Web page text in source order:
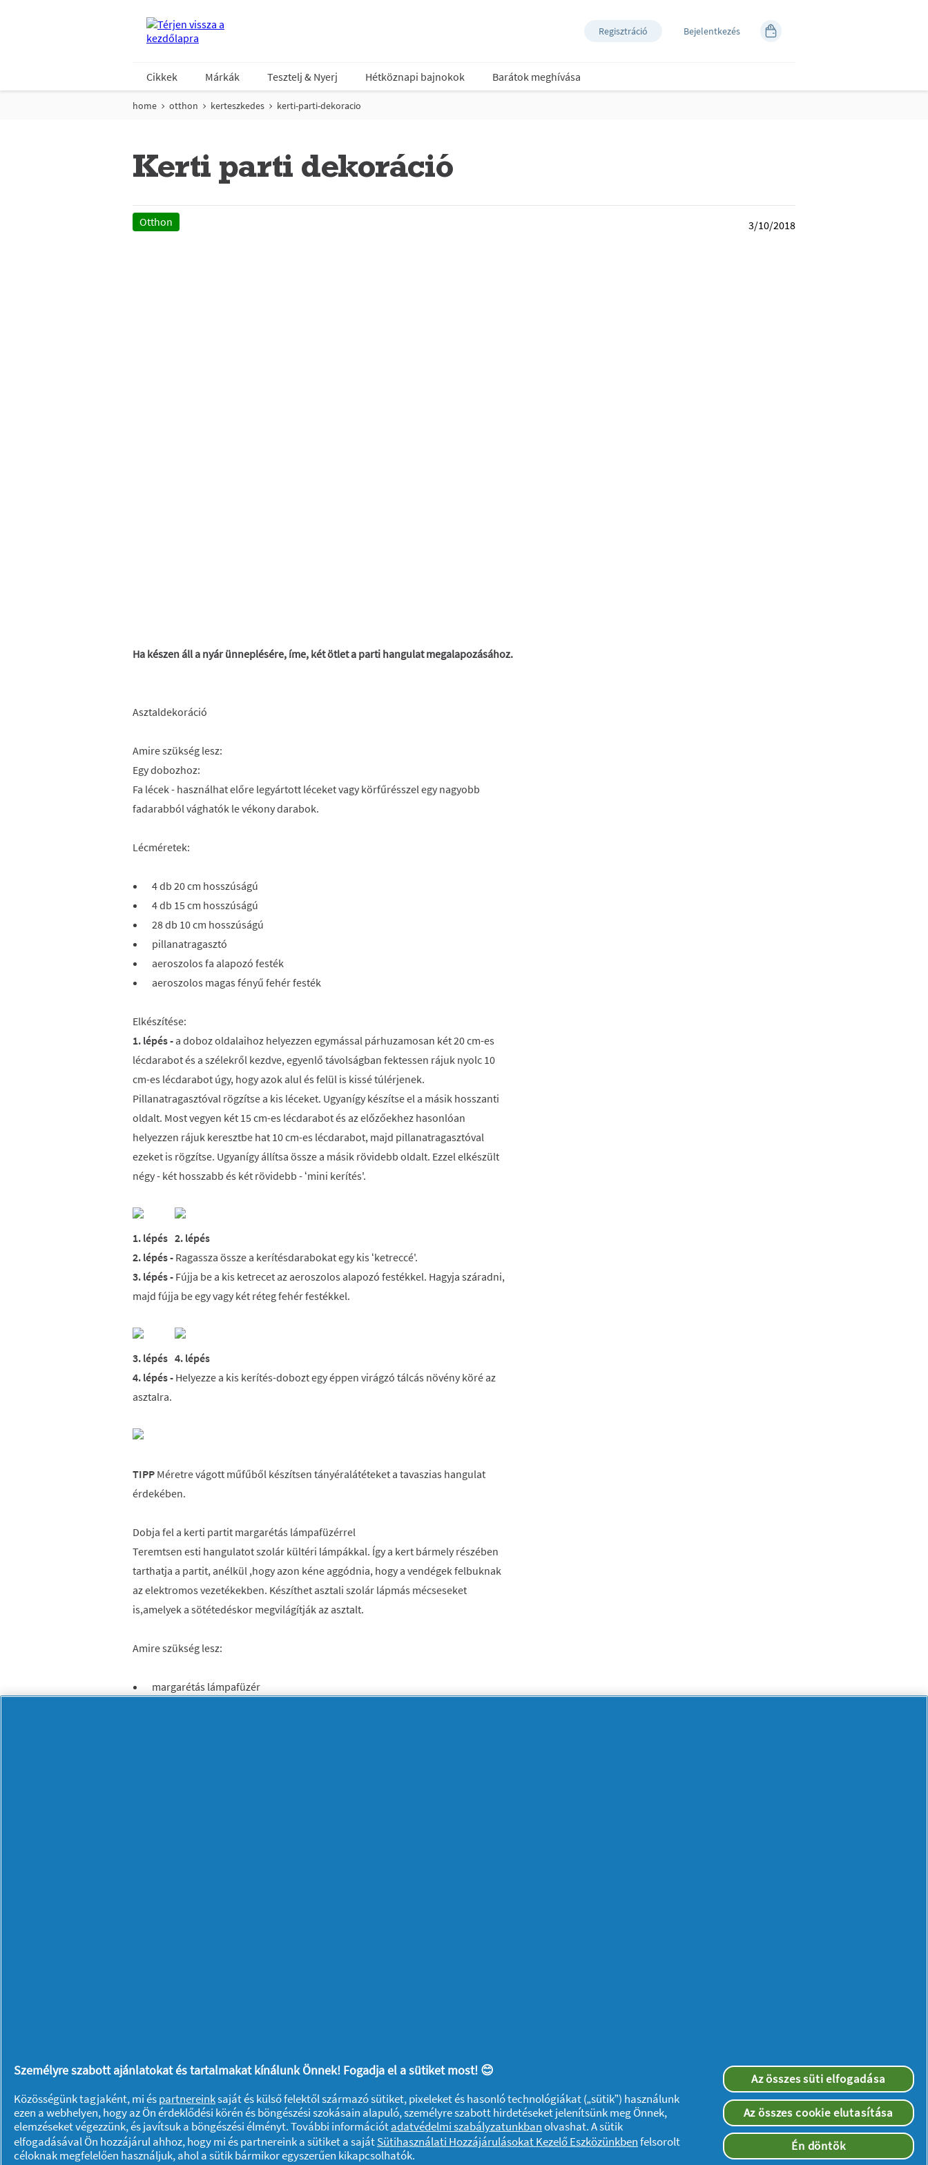
Regisztráció Bejelentkezés
Cikkek Márkák Tesztelj & Nyerj Hétköznapi bajnokok Barátok meghívása
home otthon kerteszkedes kerti-parti-dekoracio
Kerti parti dekoráció
Otthon 3/10/2018
Ha készen áll a nyár ünneplésére, íme, két ötlet a parti hangulat megalapozásához.
Asztaldekoráció
Amire szükség lesz:
Egy dobozhoz:
Fa lécek - használhat előre legyártott léceket vagy körfűrésszel egy nagyobb
fadarabból vághatók le vékony darabok.
Lécméretek:
4 db 20 cm hosszúságú
4 db 15 cm hosszúságú
28 db 10 cm hosszúságú
pillanatragasztó
aeroszolos fa alapozó festék
aeroszolos magas fényű fehér festék
Elkészítése:
1. lépés - a doboz oldalaihoz helyezzen egymással párhuzamosan két 20 cm-es
lécdarabot és a szélekről kezdve, egyenlő távolságban fektessen rájuk nyolc 10
cm-es lécdarabot úgy, hogy azok alul és felül is kissé túlérjenek.
Pillanatragasztóval rögzítse a kis léceket. Ugyanígy készítse el a másik hosszanti
oldalt. Most vegyen két 15 cm-es lécdarabot és az előzőekhez hasonlóan
helyezzen rájuk keresztbe hat 10 cm-es lécdarabot, majd pillanatragasztóval
ezeket is rögzítse. Ugyanígy állítsa össze a másik rövidebb oldalt. Ezzel elkészült
négy - két hosszabb és két rövidebb - ‘mini kerítés'.
1. lépés 2. lépés
2. lépés - Ragassza össze a kerítésdarabokat egy kis ‘ketreccé'.
3. lépés - Fújja be a kis ketrecet az aeroszolos alapozó festékkel. Hagyja száradni,
majd fújja be egy vagy két réteg fehér festékkel.
3. lépés 4. lépés
4. lépés - Helyezze a kis kerítés-dobozt egy éppen virágzó tálcás növény köré az
asztalra.
TIPP Méretre vágott műfűből készítsen tányéralátéteket a tavaszias hangulat
érdekében.
Dobja fel a kerti partit margarétás lámpafüzérrel
Teremtsen esti hangulatot szolár kültéri lámpákkal. Így a kert bármely részében
tarthatja a partit, anélkül ,hogy azon kéne aggódnia, hogy a vendégek felbuknak
az elektromos vezetékekben. Készíthet asztali szolár lápmás mécseseket
is,amelyek a sötétedéskor megvilágítják az asztalt.
Amire szükség lesz:
margarétás lámpafüzér
5. lépés - Ejtsen egy apró vágást a szívforma alsó csücskében: az így keletkező
1. lépés 2. lépés
Személyre szabott ajánlatokat és tartalmakat kínálunk Önnek! Fogadja el a sütiket most! 😊
Közösségünk tagjaként, mi éspartnereinksaját és külső felektől származó sütiket, pixeleket és hasonló technológiákat („sütik”) használunk
ezen a webhelyen, hogy az Ön érdeklődési körén és böngészési szokásain alapuló, személyre szabott hirdetéseket jelenítsünk meg Önnek,
elemzéseket végezzünk, és javítsuk a böngészési élményt. További információtadatvédelmi szabályzatunkbanolvashat. A sütik
elfogadásával Ön hozzájárul ahhoz, hogy mi és partnereink a sütiket a sajátSütihasználati Hozzájárulásokat Kezelő Eszközünkbenfelsorolt
céloknak megfelelően használjuk, ahol a sütik bármikor egyszerűen kikapcsolhatók.
Az összes süti elfogadása
Az összes cookie elutasítása
Én döntök